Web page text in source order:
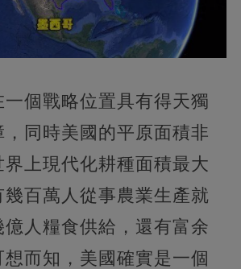
個戰略位置具有得天獨
，同時美國的平原面積非
上現代化耕種面積最大
百萬人從事農業生產就
人糧食供給，還有富余
而知，美國確實是一個